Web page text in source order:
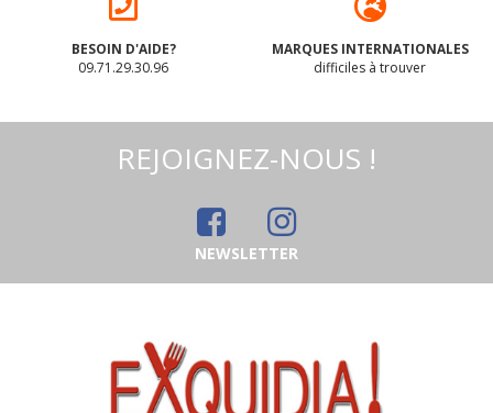
BESOIN D'AIDE?
09.71.29.30.96
MARQUES INTERNATIONALES
difficiles à trouver
REJOIGNEZ-NOUS !
NEWSLETTER